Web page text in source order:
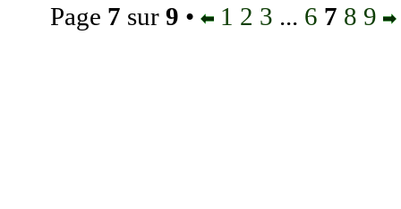
Page 7 sur 9 • 1 2 3 ... 6 7 8 9